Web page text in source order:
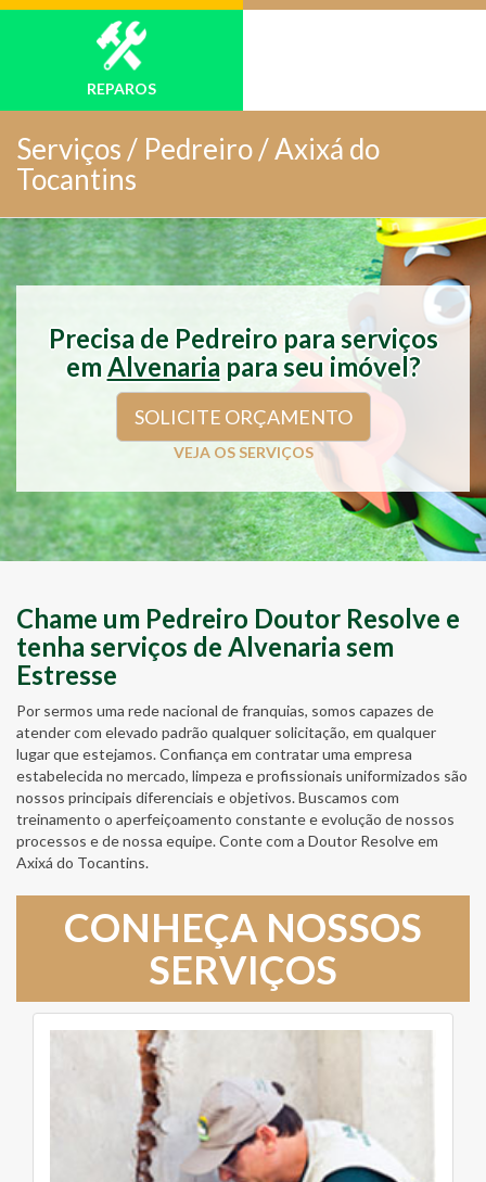
REPAROS
Serviços / Pedreiro / Axixá do
Tocantins
Precisa de Pedreiro para serviços
em Alvenaria para seu imóvel?
SOLICITE ORÇAMENTO
VEJA OS SERVIÇOS
Chame um Pedreiro Doutor Resolve e
tenha serviços de Alvenaria sem
Estresse
Por sermos uma rede nacional de franquias, somos capazes de
atender com elevado padrão qualquer solicitação, em qualquer
lugar que estejamos. Confiança em contratar uma empresa
estabelecida no mercado, limpeza e profissionais uniformizados são
nossos principais diferenciais e objetivos. Buscamos com
treinamento o aperfeiçoamento constante e evolução de nossos
processos e de nossa equipe. Conte com a Doutor Resolve em
Axixá do Tocantins.
CONHEÇA NOSSOS
SERVIÇOS